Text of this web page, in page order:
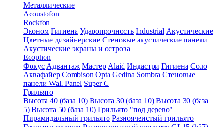
Металлические
Acoustofon
Rockfon
Эконом Гигиена Ударопрочность Industrial Акустические
Цветные дизайнерские Стеновые акустические панели
Акустические экраны и острова
Ecophon
Фокус Адвантаж Мастер Alaid Индастри Гигиена Соло
Аквафайер Combison Opta Gedina Sombra Стеновые
панели Wall Panel Super G
Грильято
Высота 40 (база 10) Высота 30 (база 10) Высота 30 (база
5) Высота 50 (база 10) Грильято "под дерево"
Пирамидальный грильято Разноячеистый грильято